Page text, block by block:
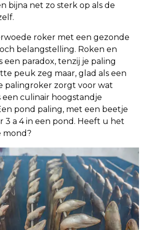
bijna net zo sterk op als de
roker met een gezonde
belangstelling. Roken en
een paradox, tenzij je paling
peuk zeg maar, glad als een
palingroker zorgt voor wat
een culinair hoogstandje
pond paling, met een beetje
3 a 4 in een pond. Heeft u het
mond?